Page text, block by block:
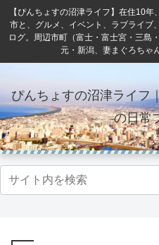
【ぴんちょすの沼津ライフ】在住10
市と、グルメ、イベント、ラブライブ
ログ。周辺市町（富士・富士宮・三島
元・新潟、妻まぐろちゃ
ぴんちょすの沼津ライフ
の日常